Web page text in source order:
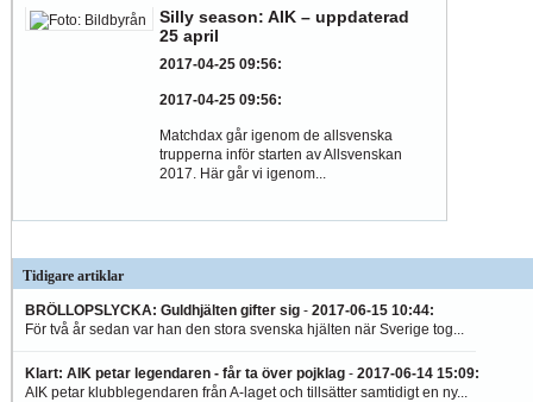
Silly season: AIK – uppdaterad
25 april
2017-04-25 09:56:
2017-04-25 09:56:
Matchdax går igenom de allsvenska
trupperna inför starten av Allsvenskan
2017. Här går vi igenom...
Tidigare artiklar
BRÖLLOPSLYCKA: Guldhjälten gifter sig - 2017-06-15 10:44:
För två år sedan var han den stora svenska hjälten när Sverige tog...
Klart: AIK petar legendaren - får ta över pojklag - 2017-06-14 15:09:
AIK petar klubblegendaren från A-laget och tillsätter samtidigt en ny...